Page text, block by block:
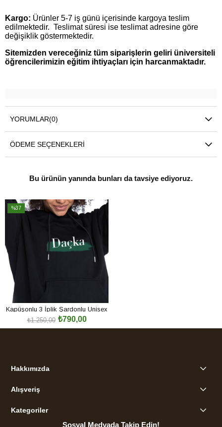
Kargo: Ürünler 5-7 iş günü içerisinde kargoya teslim
edilmektedir. Teslimat süresi ise teslimat adresine göre
değişiklik göstermektedir.
Sitemizden vereceğiniz tüm siparişlerin geliri üniversiteli
öğrencilerimizin eğitim ihtiyaçları için harcanmaktadır.
YORUMLAR(0)
ÖDEME SEÇENEKLERI
Bu ürünün yanında bunları da tavsiye ediyoruz.
%37
Kapüşonlu 3 İplik Şardonlu Unisex
Hoodie₺790,00
₺1.250,00
SEPETE EKLE
Hakkımızda
Alışveriş
Kategoriler
Sosyal Medyada Takip Edin!